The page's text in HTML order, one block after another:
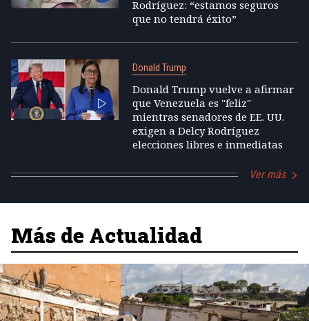
Rodríguez: “estamos seguros
que no tendrá éxito”
Donald Trump
Donald Trump vuelve a afirmar
que Venezuela es "feliz"
mientras senadores de EE. UU.
exigen a Delcy Rodríguez
elecciones libres e inmediatas
Ver más
Más de Actualidad